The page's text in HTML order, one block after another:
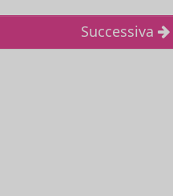
Successiva